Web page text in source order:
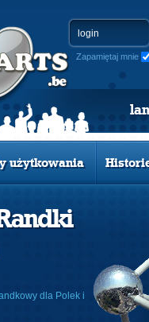
Zapamiętaj mnie
użytkowania
dla Polek i